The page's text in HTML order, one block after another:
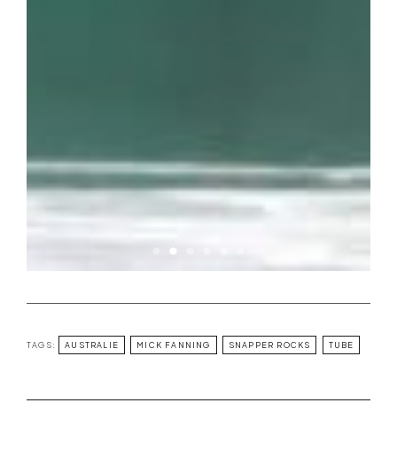
TAGS: AUSTRALIE MICK FANNING SNAPPER ROCKS TUBE